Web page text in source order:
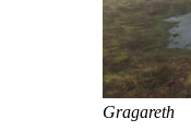
Gragareth